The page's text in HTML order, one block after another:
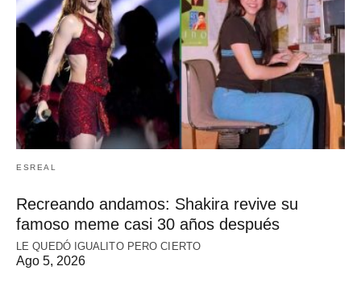
ESREAL
Recreando andamos: Shakira revive su
famoso meme casi 30 años después
LE QUEDÓ IGUALITO PERO CIERTO
Ago 5, 2026